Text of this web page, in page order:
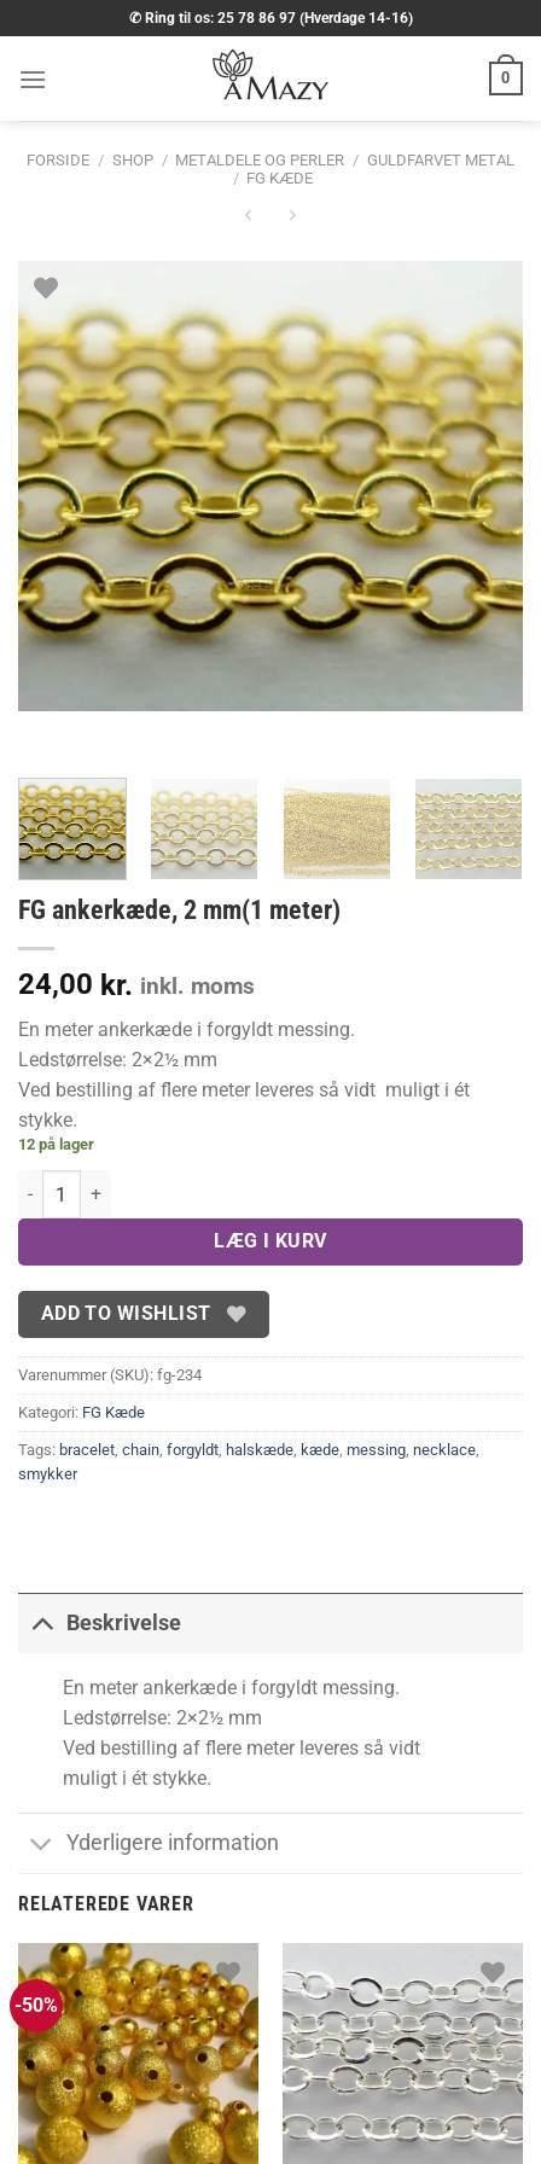
til
indhold
✆ Ring til os: 25 78 86 97 (Hverdage 14-16)
0
FORSIDE / SHOP / METALDELE OG PERLER / GULDFARVET METAL
/ FG KÆDE
FG ankerkæde, 2 mm(1 meter)
24,00 kr. inkl. moms
En meter ankerkæde i forgyldt messing.
Ledstørrelse: 2×2½ mm
Ved bestilling af flere meter leveres så vidt muligt i ét
stykke.
12 på lager
FG ankerkæde, 2 mm(1 meter) antal
LÆG I KURV
ADD TO WISHLIST
Varenummer (SKU): fg-234
Kategori: FG Kæde
Tags: bracelet, chain, forgyldt, halskæde, kæde, messing, necklace,
smykker
Beskrivelse
En meter ankerkæde i forgyldt messing.
Ledstørrelse: 2×2½ mm
Ved bestilling af flere meter leveres så vidt
muligt i ét stykke.
Yderligere information
RELATEREDE VARER
-50%